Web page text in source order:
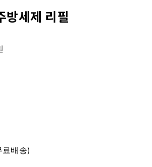
세제 리필
료배송)